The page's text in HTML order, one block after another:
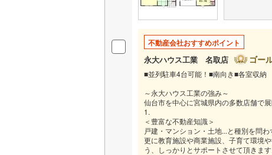
不動産会社おすすめポイント
永大ハウス工業 名取店 ゴー
■並列駐車4台可能！■南向き■各室収納
～永大ハウス工業の強み～
仙台市を中心に宮城県内の多数店舗で
1.
＜豊富な不動産知識＞
戸建・マンション・土地...と種別を問わ
更に教育施設や商業施設、子育て環境
う、しっかりとサポートさせて頂きます